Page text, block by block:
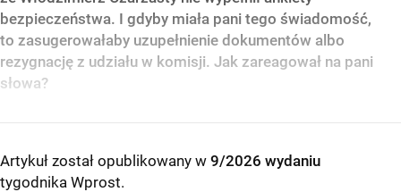
bezpieczeństwa. I gdyby miała pani tego świadomość,
to zasugerowałaby uzupełnienie dokumentów albo
rezygnację z udziału w komisji. Jak zareagował na pani
słowa?
Artykuł został opublikowany w 9/2026 wydaniu
tygodnika Wprost.